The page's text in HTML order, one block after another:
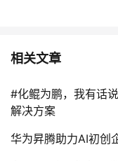
相关文章
#化鲲为鹏，我有话
解决方案
华为昇腾助力AI初创